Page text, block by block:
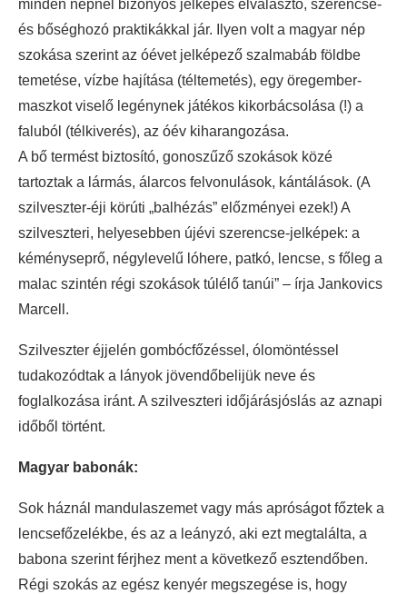
minden népnél bizonyos jelképes elválasztó, szerencse-
és bőséghozó praktikákkal jár. Ilyen volt a magyar nép
szokása szerint az óévet jelképező szalmabáb földbe
temetése, vízbe hajítása (téltemetés), egy öregember-
maszkot viselő legénynek játékos kikorbácsolása (!) a
faluból (télkiverés), az óév kiharangozása.
A bő termést biztosító, gonoszűző szokások közé
tartoztak a lármás, álarcos felvonulások, kántálások. (A
szilveszter-éji körúti „balhézás” előzményei ezek!) A
szilveszteri, helyesebben újévi szerencse-jelképek: a
kéményseprő, négylevelű lóhere, patkó, lencse, s főleg a
malac szintén régi szokások túlélő tanúi” – írja Jankovics
Marcell.
Szilveszter éjjelén gombócfőzéssel, ólomöntéssel
tudakozódtak a lányok jövendőbelijük neve és
foglalkozása iránt. A szilveszteri időjárásjóslás az aznapi
időből történt.
Magyar babonák:
Sok háznál mandulaszemet vagy más apróságot főztek a
lencsefőzelékbe, és az a leányzó, aki ezt megtalálta, a
babona szerint férjhez ment a következő esztendőben.
Régi szokás az egész kenyér megszegése is, hogy